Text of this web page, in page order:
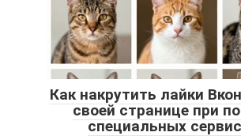
Как накрутить лайки
своей странице при
специальных